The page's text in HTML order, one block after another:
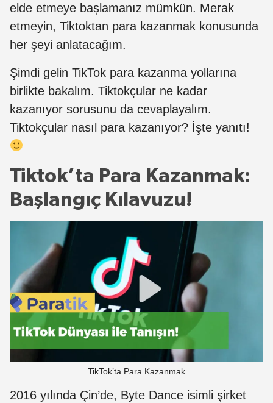
elde etmeye başlamanız mümkün. Merak
etmeyin, Tiktoktan para kazanmak konusunda
her şeyi anlatacağım.
Şimdi gelin TikTok para kazanma yollarına
birlikte bakalım. Tiktokçular ne kadar
kazanıyor sorusunu da cevaplayalım.
Tiktokçular nasıl para kazanıyor? İşte yanıtı!
Tiktok’ta Para Kazanmak:
Başlangıç Kılavuzu!
TikTok’ta Para Kazanmak
2016 yılında Çin’de, Byte Dance isimli şirket